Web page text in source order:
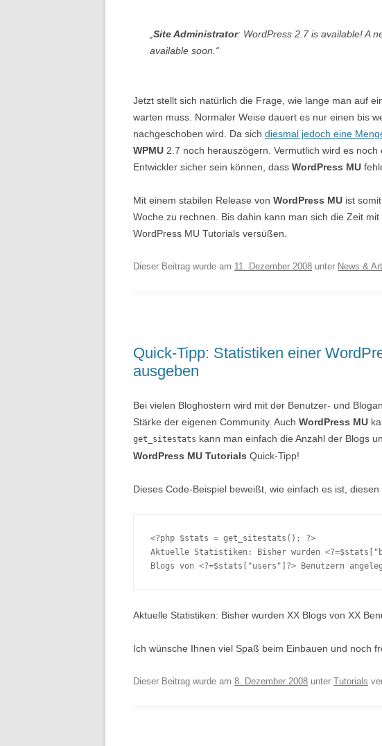
Site Administrator: WordPress 2.7 is available! A
available soon.“
Jetzt stellt sich natürlich die Frage, wie lange man auf
warten muss. Normaler Weise dauert es nur einen bis
nachgeschoben wird. Da sich diesmal jedoch eine
WPMU 2.7 noch herauszögern. Vermutlich wird es
Entwickler sicher sein können, dass WordPress MU
Mit einem stabilen Release von WordPress MU ist
Woche zu rechnen. Bis dahin kann man sich die Zeit
WordPress MU Tutorials versüßen.
Dieser Beitrag wurde am 11. Dezember 2008 unter News &
Quick-Tipp: Statistiken einer
ausgeben
Bei vielen Bloghostern wird mit der Benutzer- und
Stärke der eigenen Community. Auch WordPress MU
get_sitestats kann man einfach die Anzahl der Blogs
WordPress MU Tutorials Quick-Tipp!
Dieses Code-Beispiel beweißt, wie einfach es ist,
<?php $stats = get_sitestats ();
?>
Aktuelle Statistiken: Bisher wurden <?=$stats
Blogs von <?=$stats "users" ?> Benutzern
Aktuelle Statistiken: Bisher wurden XX Blogs von XX
Ich wünsche Ihnen viel Spaß beim Einbauen und noch
Dieser Beitrag wurde am 8. Dezember 2008 unter Tutorials